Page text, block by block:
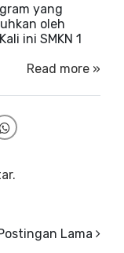
yang
oleh
ini SMKN 1
Read more »
Lama